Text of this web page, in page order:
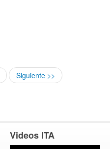
Siguiente >>
Videos ITA